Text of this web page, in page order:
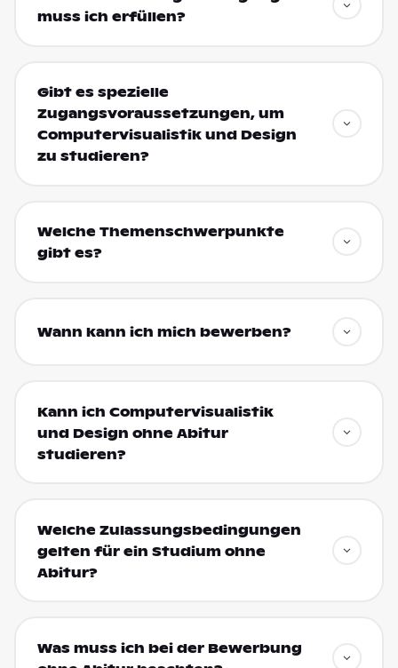
muss ich erfüllen?
Gibt es spezielle
Zugangsvoraussetzungen, um
Computervisualistik und Design
zu studieren?
Welche Themenschwerpunkte
gibt es?
Wann kann ich mich bewerben?
Kann ich Computervisualistik
und Design ohne Abitur
studieren?
Welche Zulassungsbedingungen
gelten für ein Studium ohne
Abitur?
Was muss ich bei der Bewerbung